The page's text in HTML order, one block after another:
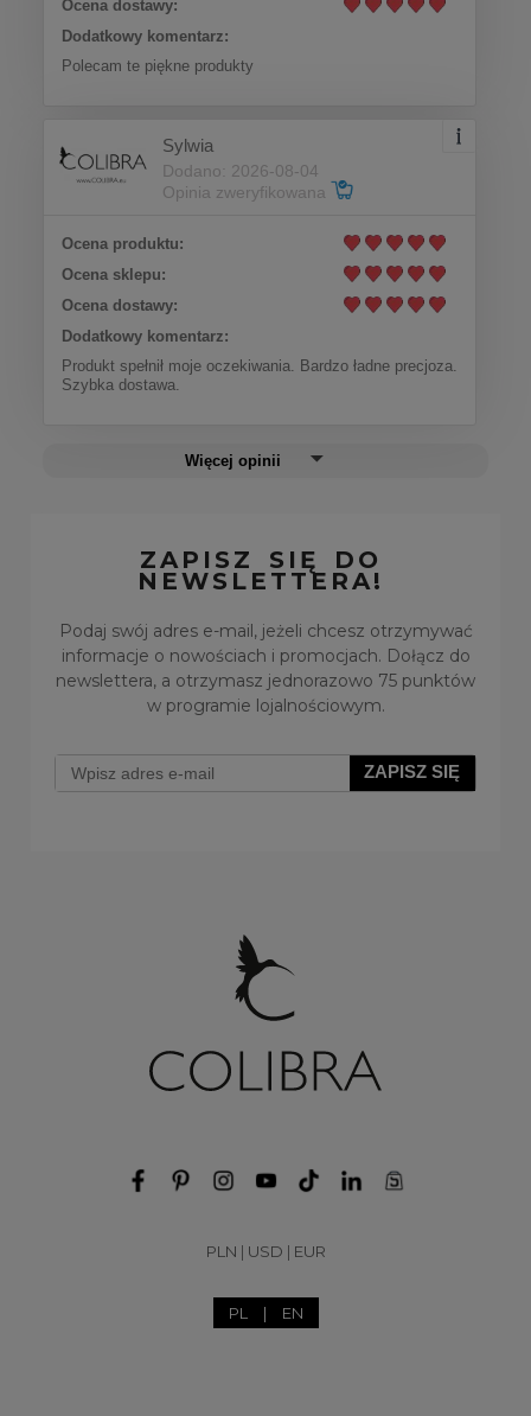
Ocena dostawy:
Dodatkowy komentarz:
Polecam te piękne produkty
Sylwia
Dodano: 2026-08-04
Opinia zweryfikowana
Ocena produktu:
Ocena sklepu:
Ocena dostawy:
Dodatkowy komentarz:
Produkt spełnił moje oczekiwania. Bardzo ładne precjoza.
Szybka dostawa.
Więcej opinii
ZAPISZ SIĘ DO
NEWSLETTERA!
Podaj swój adres e-mail, jeżeli chcesz otrzymywać
informacje o nowościach i promocjach. Dołącz do
newslettera, a otrzymasz jednorazowo 75 punktów
w programie lojalnościowym.
ZAPISZ SIĘ
PLN | USD | EUR
PL | EN